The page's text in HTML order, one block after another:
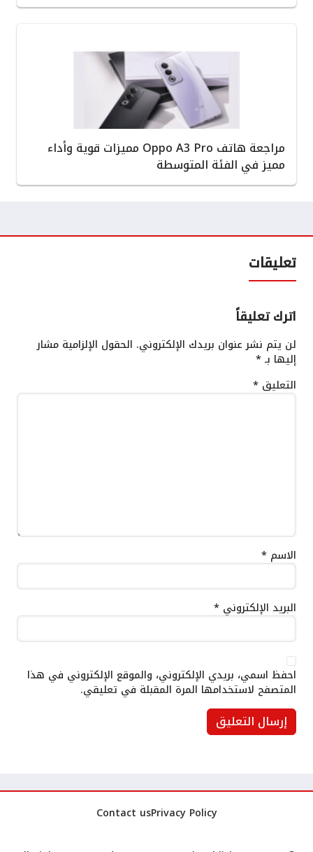
مراجعة هاتف Oppo A3 Pro مميزات قوية وأداء
مميز في الفئة المتوسطة
تعليقات
اترك تعليقاً
لن يتم نشر عنوان بريدك الإلكتروني. الحقول الإلزامية مشار
إليها بـ*
التعليق *
الاسم *
البريد الإلكتروني *
احفظ اسمي، بريدي الإلكتروني، والموقع الإلكتروني في هذا
المتصفح لاستخدامها المرة المقبلة في تعليقي.
Privacy Policy
Contact us